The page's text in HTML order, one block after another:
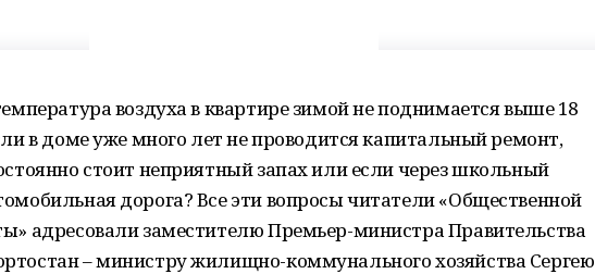
воздуха в квартире зимой не поднимается выше 18
в доме уже много лет не проводится капитальный ремонт,
стоит неприятный запах или если через школьный
дорога? Все эти вопросы читатели «Общественной
адресовали заместителю Премьер-министра Правительства
– министру жилищно-коммунального хозяйства Сергею